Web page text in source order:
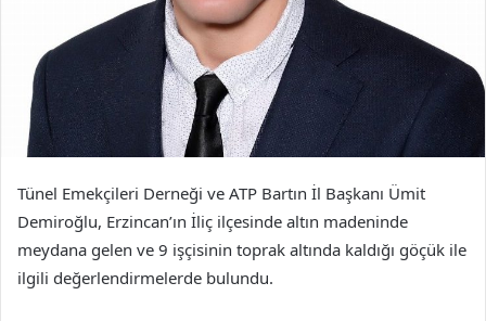
Tünel Emekçileri Derneği ve ATP Bartın İl Başkanı Ümit
Demiroğlu, Erzincan’ın İliç ilçesinde altın madeninde
meydana gelen ve 9 işçisinin toprak altında kaldığı göçük ile
ilgili değerlendirmelerde bulundu.